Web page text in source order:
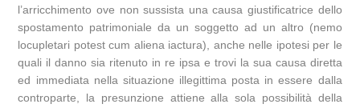
l’arricchimento ove non sussista una causa giustificatrice dello
spostamento patrimoniale da un soggetto ad un altro (nemo
locupletari potest cum aliena iactura), anche nelle ipotesi per le
quali il danno sia ritenuto in re ipsa e trovi la sua causa diretta
ed immediata nella situazione illegittima posta in essere dalla
controparte, la presunzione attiene alla sola possibilità della